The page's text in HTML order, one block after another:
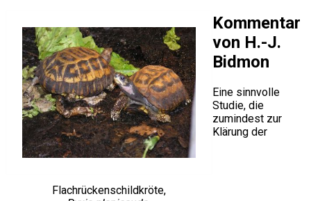
Flachrückenschildkröte,
Kommentar
von H.-J.
Bidmon
Eine sinnvolle
Studie, die
zumindest zur
Klärung der